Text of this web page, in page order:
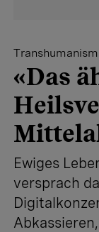
«Das
Ewiges
versprach